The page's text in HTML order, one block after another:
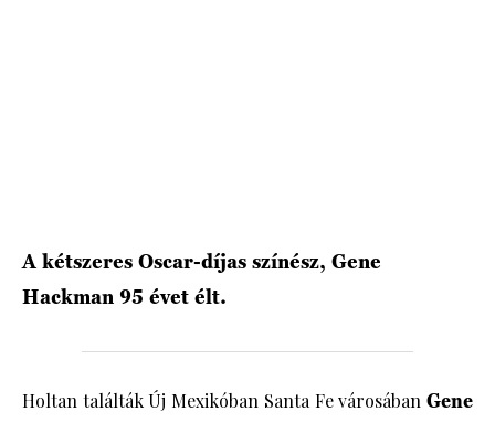
A kétszeres Oscar-díjas színész, Gene
Hackman 95 évet élt.
Holtan találták Új Mexikóban Santa Fe városában Gene